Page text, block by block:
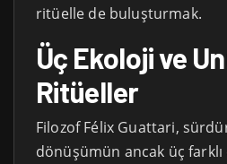
ritüelle de buluşturmak.
Üç Ekoloji ve
Ritüeller
Filozof Félix Guattari,
dönüşümün ancak üç farklı